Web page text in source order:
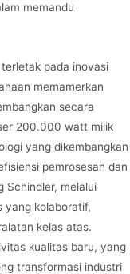
memandu
pada inovasi
memamerkan
secara
200.000 watt milik
yang dikembangkan
pemrosesan dan
Schindler, melalui
yang kolaboratif,
kelas atas.
kualitas baru, yang
transformasi industri